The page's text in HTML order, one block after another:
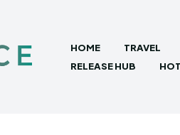
HOME TRAVEL
RELEASE HUB